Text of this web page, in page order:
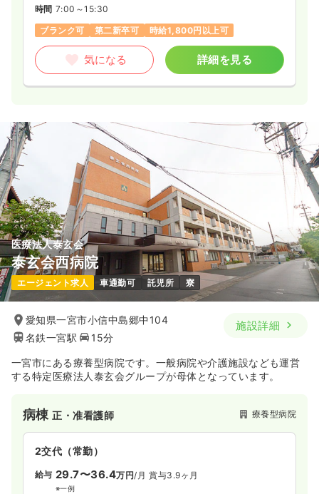
時間 7:00～15:30
ブランク可
第二新卒可 時給1,800円以上可
気になる 詳細を見る
医療法人泰玄会
泰玄会西病院
エージェント求人 車通勤可 託児所 寮
愛知県一宮市小信中島郷中104
名鉄一宮駅
15分
施設詳細
一宮市にある療養型病院です。一般病院や介護施設なども運営
する特定医療法人泰玄会グループが母体となっています。
病棟正・准看護師 療養型病院
2交代（常勤）
給与 29.7〜36.4万円/月 賞与3.9ヶ月
※一例